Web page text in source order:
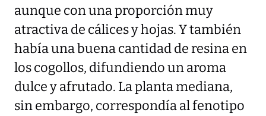
aunque con una proporción muy
atractiva de cálices y hojas. Y también
había una buena cantidad de resina en
los cogollos, difundiendo un aroma
dulce y afrutado. La planta mediana,
sin embargo, correspondía al fenotipo